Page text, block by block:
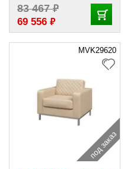
83 467₽
69 556 ₽
MVK29620
под заказ